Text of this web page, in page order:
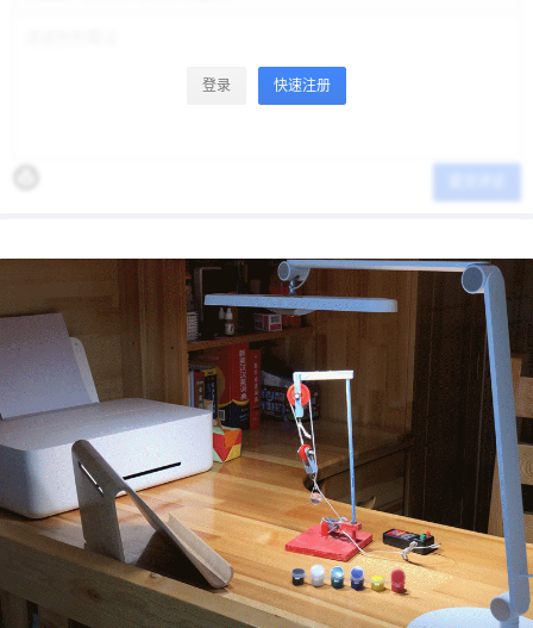
登录 快速注册